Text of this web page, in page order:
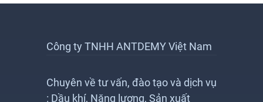
Công ty TNHH ANTDEMY Việt Nam
Chuyên về tư vấn, đào tạo và dịch vụ
: Dầu khí, Năng lượng, Sản xuất